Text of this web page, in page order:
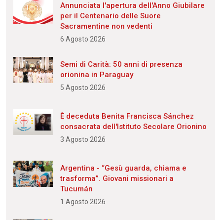
Annunciata l'apertura dell'Anno Giubilare
per il Centenario delle Suore
Sacramentine non vedenti
6 Agosto 2026
Semi di Carità: 50 anni di presenza
orionina in Paraguay
5 Agosto 2026
È deceduta Benita Francisca Sánchez
consacrata dell'Istituto Secolare Orionino
3 Agosto 2026
Argentina - “Gesù guarda, chiama e
trasforma”. Giovani missionari a
Tucumán
1 Agosto 2026